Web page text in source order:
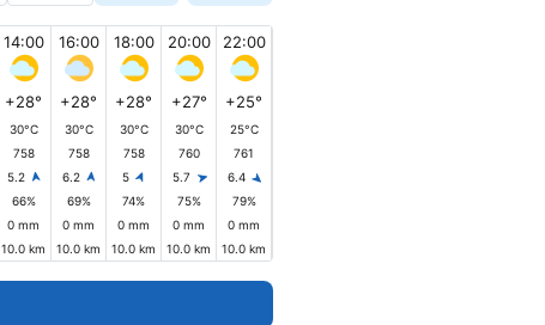
14:00 16:00 18:00 20:00 22:00
+28° +28° +28° +27° +25°
30°C 30°C 30°C 30°C
25°C
758 758 758 760
761
5.2 6.2 5 5.7
6.4
66% 69% 74% 75%
79%
0 mm 0 mm 0 mm 0 mm
0 mm
10.0 km 10.0 km 10.0 km 10.0 km 10.0 km